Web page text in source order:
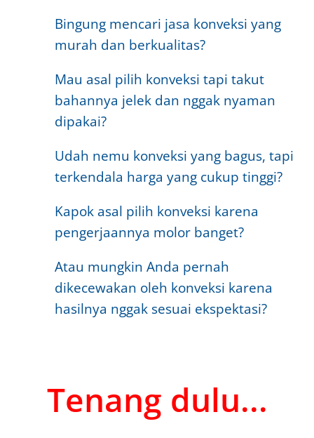
Bingung mencari jasa konveksi yang
murah dan berkualitas?
Mau asal pilih konveksi tapi takut
bahannya jelek dan nggak nyaman
dipakai?
Udah nemu konveksi yang bagus, tapi
terkendala harga yang cukup tinggi?
Kapok asal pilih konveksi karena
pengerjaannya molor banget?
Atau mungkin Anda pernah
dikecewakan oleh konveksi karena
hasilnya nggak sesuai ekspektasi?
Tenang dulu...